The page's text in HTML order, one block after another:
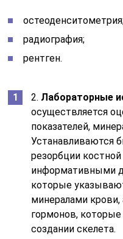
радиография;
рентген.
2. Лабораторные
осуществляется
показателей,
Устанавливаются
резорбции
информативными
которые
минералами крови,
гормонов,
создании скелета.